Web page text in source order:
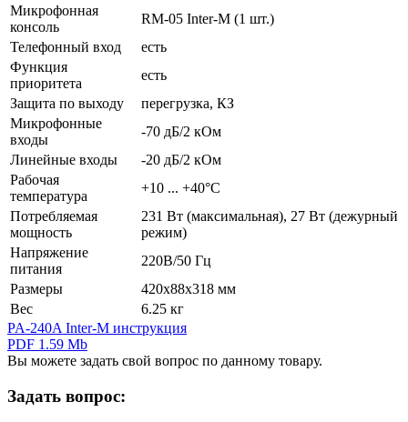
Микрофонная
консоль
RM-05 Inter-M (1 шт.)
Телефонный вход
есть
Функция
приоритета
есть
Защита по выходу
перегрузка, КЗ
Микрофонные
входы
-70 дБ/2 кОм
Линейные входы
-20 дБ/2 кОм
Рабочая
температура
+10 ... +40°С
Потребляемая
мощность
231 Вт (максимальная), 27 Вт (дежурный
режим)
Напряжение
питания
220В/50 Гц
Размеры
420х88х318 мм
Вес
6.25 кг
PA-240A Inter-M инструкция
PDF 1.59 Mb
Вы можете задать свой вопрос по данному товару.
Задать вопрос: